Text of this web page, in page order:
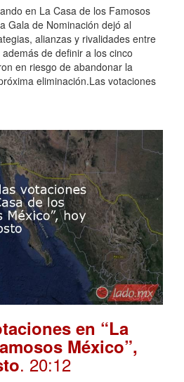
en La Casa de los Famosos
Gala de Nominación dejó al
alianzas y rivalidades entre
de definir a los cinco
en riesgo de abandonar la
eliminación.Las votaciones
en “La
México”,
. 20:12